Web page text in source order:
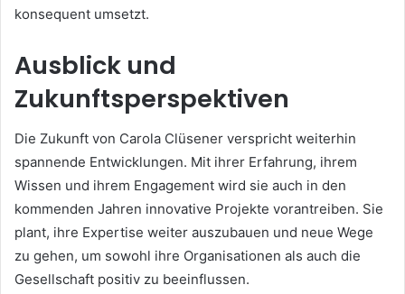
konsequent umsetzt.
Ausblick und
Zukunftsperspektiven
Die Zukunft von Carola Clüsener verspricht weiterhin
spannende Entwicklungen. Mit ihrer Erfahrung, ihrem
Wissen und ihrem Engagement wird sie auch in den
kommenden Jahren innovative Projekte vorantreiben. Sie
plant, ihre Expertise weiter auszubauen und neue Wege
zu gehen, um sowohl ihre Organisationen als auch die
Gesellschaft positiv zu beeinflussen.